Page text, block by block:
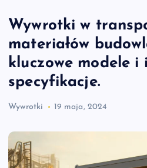
Wywrotki w
materiałów
kluczowe modele i
specyfikacje.
Wywrotki 19 maja, 2024